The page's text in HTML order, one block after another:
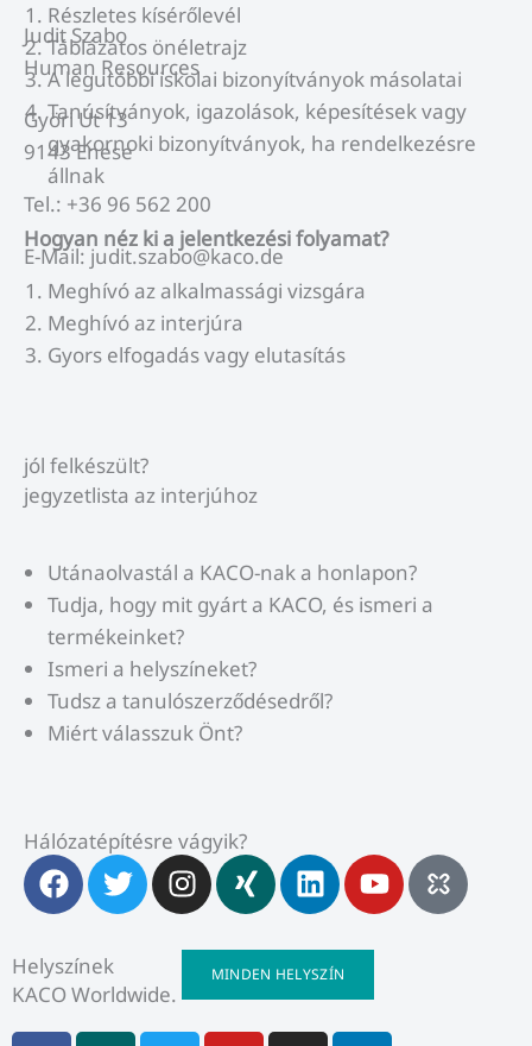
Részletes kísérőlevél
Táblázatos önéletrajz
A legutóbbi iskolai bizonyítványok másolatai
Tanúsítványok, igazolások, képesítések vagy
gyakornoki bizonyítványok, ha rendelkezésre
állnak
Hogyan néz ki a jelentkezési folyamat?
Meghívó az alkalmassági vizsgára
Meghívó az interjúra
Gyors elfogadás vagy elutasítás
Judit Szabo
Human Resources
Györi Út 13
9143 Enese
Tel.: +36 96 562 200
E-Mail: judit.szabo@kaco.de
jól felkészült?
jegyzetlista az interjúhoz
Utánaolvastál a KACO-nak a honlapon?
Tudja, hogy mit gyárt a KACO, és ismeri a
termékeinket?
Ismeri a helyszíneket?
Tudsz a tanulószerződésedről?
Miért válasszuk Önt?
Hálózatépítésre vágyik?
F
a
c
e
b
T
w
i
t
I
n
s
t
X
i
n
g
L
i
n
k
e
Y
o
u
t
Helyszínek
KACO Worldwide.
MINDEN HELYSZÍN